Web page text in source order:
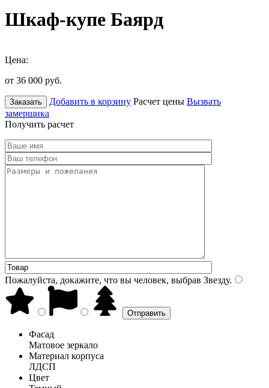
Шкаф-купе Баярд
Цена:
от 36 000 руб.
Заказать Добавить в корзину Расчет цены Вызвать
замерщика
Получить расчет
Пожалуйста, докажите, что вы человек, выбрав Звезду.
Фасад
Матовое зеркало
Материал корпуса
ЛДСП
Цвет